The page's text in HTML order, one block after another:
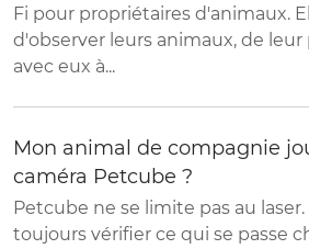
Fi pour propriétaires d'animaux.
d'observer leurs animaux, de
avec eux à...
Mon animal de compagnie
caméra Petcube ?
Petcube ne se limite pas au
toujours vérifier ce qui se passe